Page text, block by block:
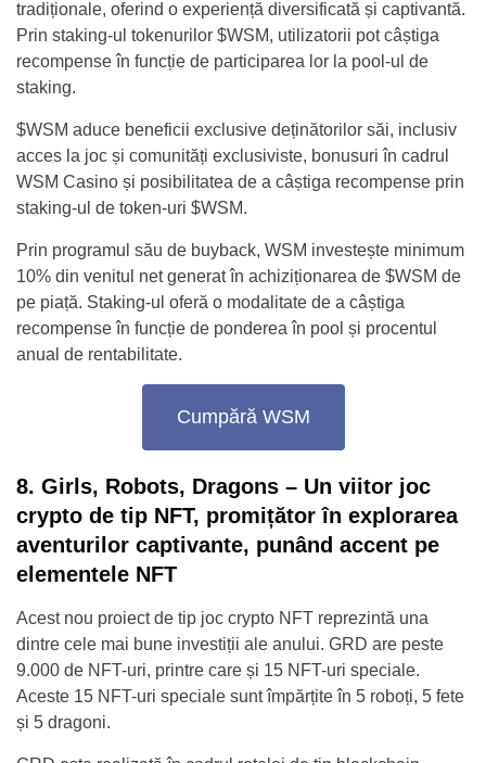
tradiționale, oferind o experiență diversificată și captivantă.
Prin staking-ul tokenurilor $WSM, utilizatorii pot câștiga
recompense în funcție de participarea lor la pool-ul de
staking.
$WSM aduce beneficii exclusive deținătorilor săi, inclusiv
acces la joc și comunități exclusiviste, bonusuri în cadrul
WSM Casino și posibilitatea de a câștiga recompense prin
staking-ul de token-uri $WSM.
Prin programul său de buyback, WSM investește minimum
10% din venitul net generat în achiziționarea de $WSM de
pe piață. Staking-ul oferă o modalitate de a câștiga
recompense în funcție de ponderea în pool și procentul
anual de rentabilitate.
Cumpără WSM
8. Girls, Robots, Dragons – Un viitor joc
crypto de tip NFT, promițător în explorarea
aventurilor captivante, punând accent pe
elementele NFT
Acest nou proiect de tip joc crypto NFT reprezintă una
dintre cele mai bune investiții ale anului. GRD are peste
9.000 de NFT-uri, printre care și 15 NFT-uri speciale.
Aceste 15 NFT-uri speciale sunt împărțite în 5 roboți, 5 fete
și 5 dragoni.